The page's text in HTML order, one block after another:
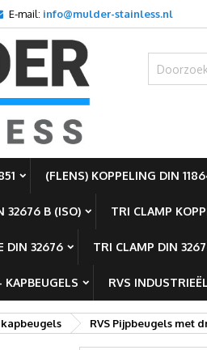
E-mail: info@mulder-stainless.nl
(FLENS) KOPPELING DIN
32676 B (ISO) TRI CLAMP
DIN 32676 TRI CLAMP DIN
KAPBEUGELS RVS
kapbeugels RVS Pijpbeugels met
((title))
Inloggen
U moet